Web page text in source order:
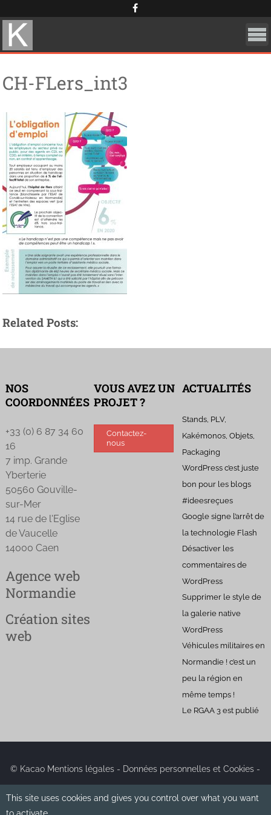
to
content
CH-FLers_int3
Related Posts:
NOS
COORDONNÉES
+33 (0) 6 87 34 60
16
7 imp. Grande
Yberterie
50560 Gouville-
sur-Mer
14 rue de l'Eglise
de Vaucelle
14000 Caen
Agence web
Normandie
Création sites
web
VOUS AVEZ UN
PROJET ?
Contactez-
nous
ACTUALITÉS
Stands, PLV,
Kakémonos, Objets,
Packaging
WordPress c’est juste
bon pour les blogs
#ideesreçues
Google signe l’arrêt de
la technologie Flash
Désactiver les
commentaires de
WordPress
Supprimer le style de
la galerie native
WordPress
Véhicules militaires en
Normandie ! c’est un
peu la région en
même temps !
Le RGAA 3 est publié
© Kacao Mentions légales - Données personnelles et Cookies -
Plan du site
This site uses cookies and gives you control over what you want